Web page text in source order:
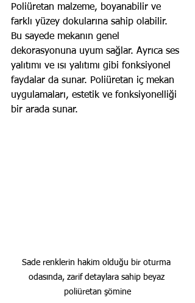
Poliüretan malzeme, boyanabilir ve
farklı yüzey dokularına sahip olabilir.
Bu sayede mekanın genel
dekorasyonuna uyum sağlar. Ayrıca ses
yalıtımı ve ısı yalıtımı gibi fonksiyonel
faydalar da sunar. Poliüretan iç mekan
uygulamaları, estetik ve fonksiyonelliği
bir arada sunar.
Sade renklerin hakim olduğu bir oturma
odasında, zarif detaylara sahip beyaz
poliüretan şömine